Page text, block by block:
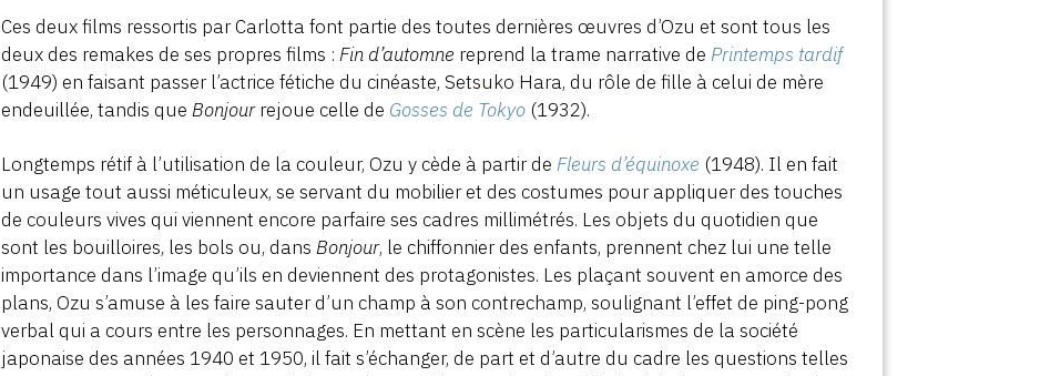
Ces deux films ressortis par Carlotta font partie des toutes dernières œuvres d’Ozu et sont tous les
deux des remakes de ses propres films :Fin d’automne reprend la trame narrative dePrintemps tardif
(1949) en faisant passer l’actrice fétiche du cinéaste, Setsuko Hara, du rôle de fille à celui de mère
endeuillée, tandis queBonjourrejoue celle de Gosses de Tokyo (1932).
Longtemps rétif à l’utilisation de la couleur, Ozu y cède à partir deFleurs d’équinoxe (1948). Il en fait
un usage tout aussi méticuleux, se servant du mobilier et des costumes pour appliquer des touches
de couleurs vives qui viennent encore parfaire ses cadres millimétrés. Les objets du quotidien que
sont les bouilloires, les bols ou, dansBonjour, le chiffonnier des enfants, prennent chez lui une telle
importance dans l’image qu’ils en deviennent des protagonistes. Les plaçant souvent en amorce des
plans, Ozu s’amuse à les faire sauter d’un champ à son contrechamp, soulignant l’effet de ping-pong
verbal qui a cours entre les personnages. En mettant en scène les particularismes de la société
japonaise des années 1940 et 1950, il fait s’échanger, de part et d’autre du cadre les questions telles